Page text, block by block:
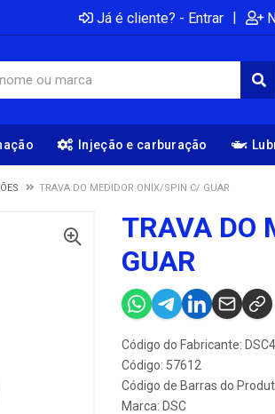
Já é cliente? - Entrar |
Injeção e carburação
TRAVA DO MEDIDOR ONIX/SPIN C/ GUAR
TRAVA DO
GUAR
Código do Fabricante:
Código: 57612
Código de Barras do
Marca: DSC